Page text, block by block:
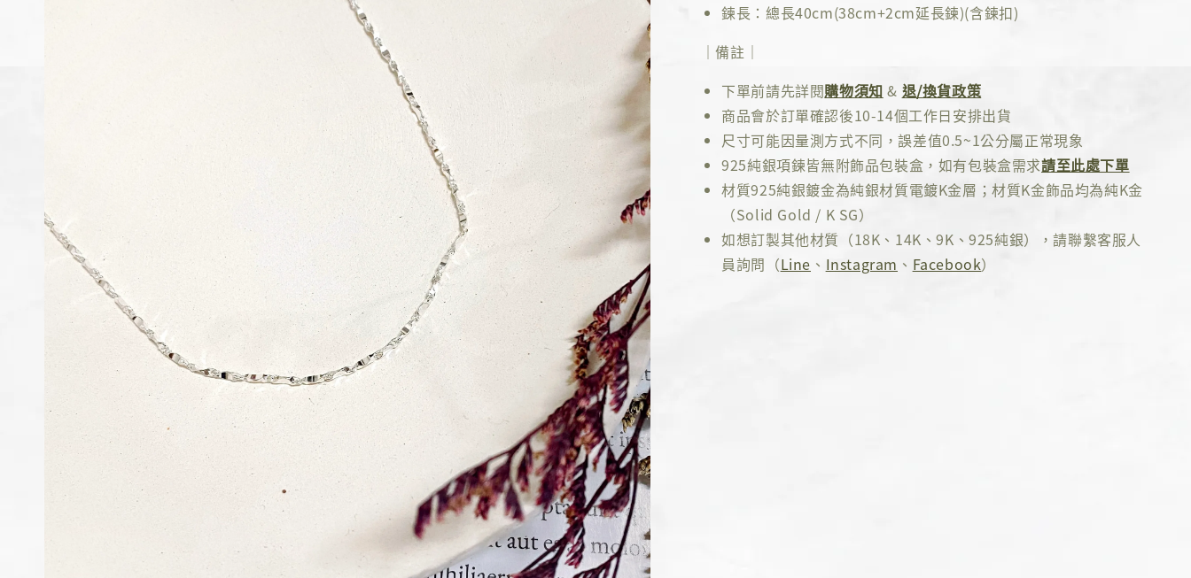
鍊長：總長40cm(38cm+2cm延長鍊)(含鍊扣)
｜備註｜
下單前請先詳閱購物須知 & 退/換貨政策
商品會於訂單確認後10-14個工作日安排出貨
尺寸可能因量測方式不同，誤差值0.5~1公分屬正常現象
925純銀項鍊皆無附飾品包裝盒，如有包裝盒需求請至此處下單
材質925純銀鍍金為純銀材質電鍍K金層；材質K金飾品均為純K金
（Solid Gold / K SG）
如想訂製其他材質（18K、14K、9K、925純銀），請聯繫客服人
員詢問（Line 、 Instagram 、 Facebook）